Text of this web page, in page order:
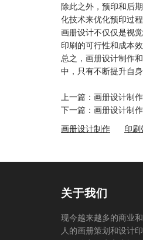
除此之外，预印和后
化技术来优化预印过
画册设计不仅仅是视
印刷的可行性和成本
总之， 画册设计制作
中，只有不断提升自
上一篇：画册设计制
下一篇：画册设计制
画册设计制作
印刷
关于我们
现今越来越多的商业
人的画册策划和设计